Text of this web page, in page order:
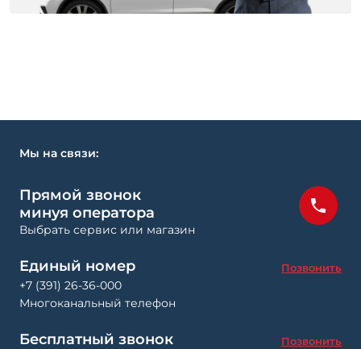
Мы на связи:
Прямой звонок
минуя оператора
Выбрать сервис или магазин
Единый номер Позвонить
+7 (391) 26-36-000
Многоканальный телефон
Бесплатный звонок Позвонить